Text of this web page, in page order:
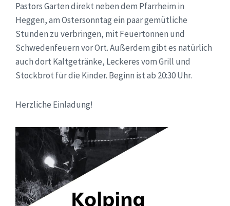
Pastors Garten direkt neben dem Pfarrheim in
Heggen, am Ostersonntag ein paar gemütliche
Stunden zu verbringen, mit Feuertonnen und
Schwedenfeuern vor Ort. Außerdem gibt es natürlich
auch dort Kaltgetränke, Leckeres vom Grill und
Stockbrot für die Kinder. Beginn ist ab 20:30 Uhr.
Herzliche Einladung!